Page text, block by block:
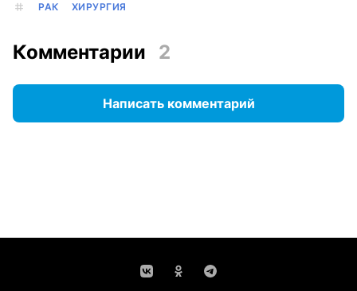
РАК ХИРУРГИЯ
Комментарии 2
Написать комментарий